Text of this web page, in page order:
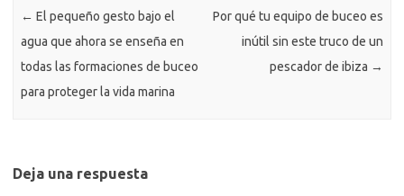
← El pequeño gesto bajo el
agua que ahora se enseña en
todas las formaciones de buceo
para proteger la vida marina
Por qué tu equipo de buceo es
inútil sin este truco de un
pescador de ibiza →
Deja una respuesta